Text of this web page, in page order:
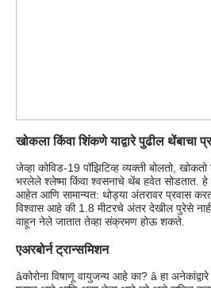
खोकला किंवा शिंकणे याद्वारे पुढील थेंबाचा
जेव्हा कोविड-19 पॉझिटिव्ह व्यक्ती बोलतो,
भरलेले श्लेष्मा किंवा श्वसनाचे थेंब हवेत सोडतात. हे
आहेत आणि सामान्यत: थोड्या अंतरावर प्रवास
विश्वास आहे की 1.8 मीटरचे अंतर देखील पुरेसे
वाहून नेले जातात तेव्हा संक्रमण होऊ शकते.
एअरबोर्न ट्रान्समिशन
âकोरोना विषाणू वायुजन्य आहे का? â हा अनेकांद्वारे